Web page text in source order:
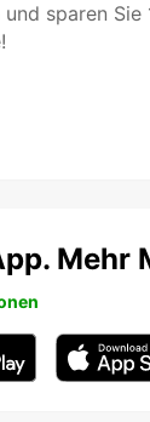
sparen Sie
Mehr